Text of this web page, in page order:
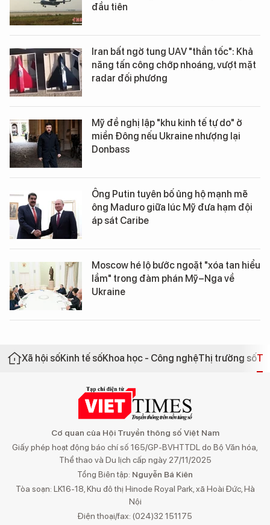
đầu tiên
Iran bất ngờ tung UAV "thần tốc": Khả
năng tấn công chớp nhoáng, vượt mặt
radar đối phương
Mỹ đề nghị lập "khu kinh tế tự do" ở
miền Đông nếu Ukraine nhượng lại
Donbass
Ông Putin tuyên bố ủng hộ mạnh mẽ
ông Maduro giữa lúc Mỹ đưa hạm đội
áp sát Caribe
Moscow hé lộ bước ngoặt "xóa tan hiểu
lầm" trong đàm phán Mỹ–Nga về
Ukraine
Xã hội sốKinh tế sốKhoa học - Công nghệThị trường số
Cơ quan của Hội Truyền thông số Việt Nam
Giấy phép hoạt động báo chí số 165/GP-BVHTTDL do Bộ Văn hóa,
Thể thao và Du lịch cấp ngày 27/11/2025
Tổng Biên tập: Nguyễn Bá Kiên
Tòa soạn: LK16-18, Khu đô thị Hinode Royal Park, xã Hoài Đức, Hà
Nội
Điện thoại/fax: (024)32 151175